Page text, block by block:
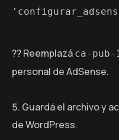
?? Reemplazá ca-pub-
personal de AdSense.
Guardá el archivo y
de WordPress.